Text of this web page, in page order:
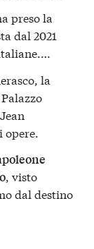
preso la
dal 2021
la
opere.
, visto
dal destino